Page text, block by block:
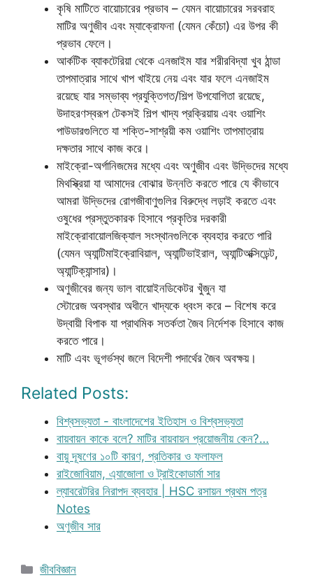
কৃষি মাটিতে বায়োচারের প্রভাব – যেমন বায়োচারের সরবরাহ
মাটির অণুজীব এবং ম্যাক্রোফনা (যেমন কেঁচো) এর উপর কী
প্রভাব ফেলে।
আর্কটিক ব্যাকটেরিয়া থেকে এনজাইম যার শরীরবিদ্যা খুব ঠান্ডা
তাপমাত্রার সাথে খাপ খাইয়ে নেয় এবং যার ফলে এনজাইম
রয়েছে যার সম্ভাব্য প্রযুক্তিগত/শিল্প উপযোগিতা রয়েছে,
উদাহরণস্বরূপ টেকসই শিল্প খাদ্য প্রক্রিয়ায় এবং ওয়াশিং
পাউডারগুলিতে যা শক্তি-সাশ্রয়ী কম ওয়াশিং তাপমাত্রায়
দক্ষতার সাথে কাজ করে।
মাইক্রো-অর্গানিজমের মধ্যে এবং অণুজীব এবং উদ্ভিদের মধ্যে
মিথস্ক্রিয়া যা আমাদের বোঝার উন্নতি করতে পারে যে কীভাবে
আমরা উদ্ভিদের রোগজীবাণুগুলির বিরুদ্ধে লড়াই করতে এবং
ওষুধের প্রস্তুতকারক হিসাবে প্রকৃতির দরকারী
মাইক্রোবায়োলজিক্যাল সংস্থানগুলিকে ব্যবহার করতে পারি
(যেমন অ্যান্টিমাইক্রোবিয়াল, অ্যান্টিভাইরাল, অ্যান্টিঅক্সিডেন্ট,
অ্যান্টিক্যান্সার)।
অণুজীবের জন্য ভাল বায়োইনডিকেটর খুঁজুন যা
স্টোরেজ অবস্থার অধীনে খাদ্যকে ধ্বংস করে – বিশেষ করে
উদ্বায়ী বিপাক যা প্রাথমিক সতর্কতা জৈব নির্দেশক হিসাবে কাজ
করতে পারে।
মাটি এবং ভূগর্ভস্থ জলে বিদেশী পদার্থের জৈব অবক্ষয়।
Related Posts:
বিশ্বসভ্যতা - বাংলাদেশের ইতিহাস ও বিশ্বসভ্যতা
বায়বায়ন কাকে বলে? মাটির বায়বায়ন প্রয়োজনীয় কেন?…
বায়ু দূষণের ১০টি কারণ, প্রতিকার ও ফলাফল
রাইজোবিয়াম, এ্যাজোলা ও ট্রাইকোডার্মা সার
ল্যাবরেটরির নিরাপদ ব্যবহার | HSC রসায়ন প্রথম পত্র
Notes
অণুজীব সার
Categories
জীববিজ্ঞান